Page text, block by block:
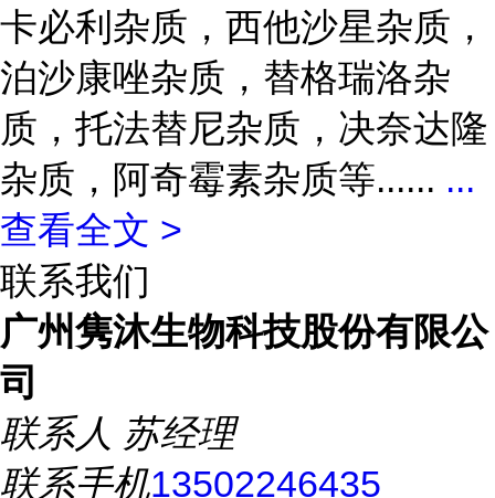
卡必利杂质，西他沙星杂质，
泊沙康唑杂质，替格瑞洛杂
质，托法替尼杂质，决奈达隆
杂质，阿奇霉素杂质等...... ...
查看全文 >
联系我们
广州隽沐生物科技股份有限公
司
联系人 苏经理
联系手机13502246435